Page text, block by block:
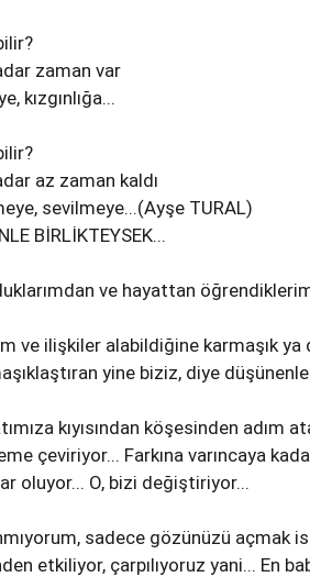
zaman var
kızgınlığa...
az zaman kaldı
sevilmeye...(Ayşe TURAL)
BİRLİKTEYSEK...
ve hayattan
ve ilişkiler alabildiğine karmaşık ya
yine biziz, diye
kıyısından köşesinden adım
çeviriyor... Farkına varıncaya
oluyor... O, bizi değiştiriyor...
sadece gözünüzü açmak
etkiliyor, çarpılıyoruz yani... En